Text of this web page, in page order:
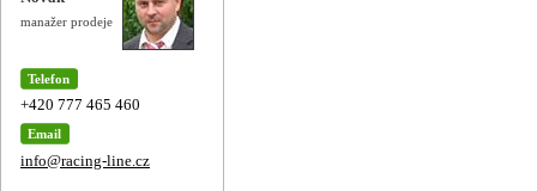
manažer prodeje
Telefon
+420 777 465 460
Email
info@racing-line.cz